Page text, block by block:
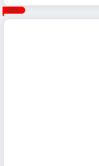
là:
450.000₫.
tại
là:
-33%